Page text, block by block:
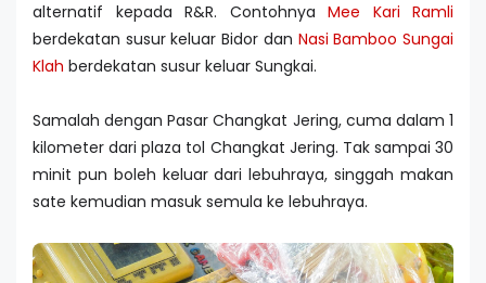
alternatif kepada R&R. Contohnya Mee Kari Ramli
berdekatan susur keluar Bidor dan Nasi Bamboo Sungai
Klah berdekatan susur keluar Sungkai.
Samalah dengan Pasar Changkat Jering, cuma dalam 1
kilometer dari plaza tol Changkat Jering. Tak sampai 30
minit pun boleh keluar dari lebuhraya, singgah makan
sate kemudian masuk semula ke lebuhraya.